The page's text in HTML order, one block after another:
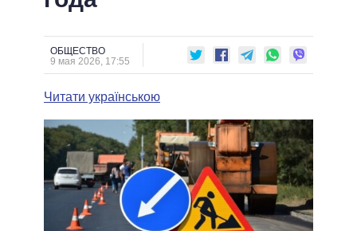
МЭРЫ
ВСЕ ПЕРСОНЫ
СРАВНЕНИЕ ПОЛИТИКОВ
ОБЩЕСТВО
9 мая 2026, 17:55
Читати українською